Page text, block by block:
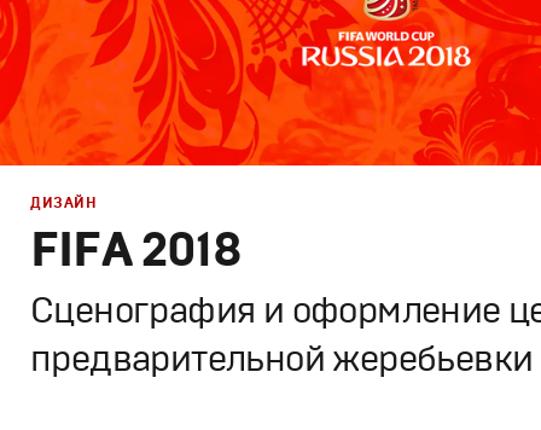
FIFA 2018
Cценография и оформление
предварительной жеребьевки
ДИЗАЙН